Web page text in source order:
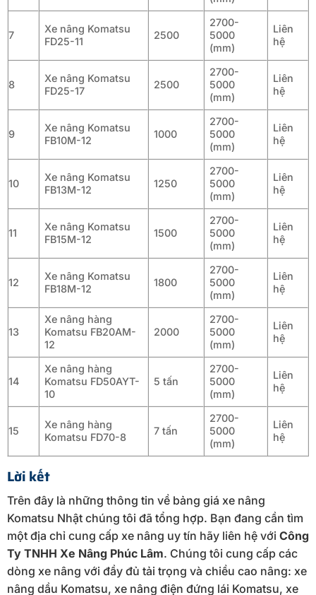
7
Xe nâng Komatsu
FD25-11
2500
2700-
5000
(mm)
Liên
hệ
8
Xe nâng Komatsu
FD25-17
2500
2700-
5000
(mm)
Liên
hệ
9
Xe nâng Komatsu
FB10M-12
1000
2700-
5000
(mm)
Liên
hệ
10
Xe nâng Komatsu
FB13M-12
1250
2700-
5000
(mm)
Liên
hệ
11
Xe nâng Komatsu
FB15M-12
1500
2700-
5000
(mm)
Liên
hệ
12
Xe nâng Komatsu
FB18M-12
1800
2700-
5000
(mm)
Liên
hệ
13
Xe nâng hàng
Komatsu FB20AM-
12
2000
2700-
5000
(mm)
Liên
hệ
14
Xe nâng hàng
Komatsu FD50AYT-
10
5 tấn
2700-
5000
(mm)
Liên
hệ
15
Xe nâng hàng
Komatsu FD70-8
7 tấn
2700-
5000
(mm)
Liên
hệ
Lời kết
Trên đây là những thông tin về bảng giá xe nâng
Komatsu Nhật chúng tôi đã tổng hợp. Bạn đang cần tìm
một địa chỉ cung cấp xe nâng uy tín hãy liên hệ với Công
Ty TNHH Xe Nâng Phúc Lâm. Chúng tôi cung cấp các
dòng xe nâng với đầy đủ tải trọng và chiều cao nâng: xe
nâng dầu Komatsu, xe nâng điện đứng lái Komatsu, xe